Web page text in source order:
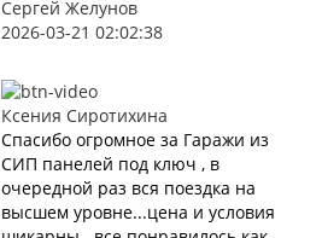
Сергей Желунов
2026-03-21 02:02:38
Ксения Сиротихина
Спасибо огромное за Гаражи из
СИП панелей под ключ , в
очередной раз вся поездка на
высшем уровне...цена и условия